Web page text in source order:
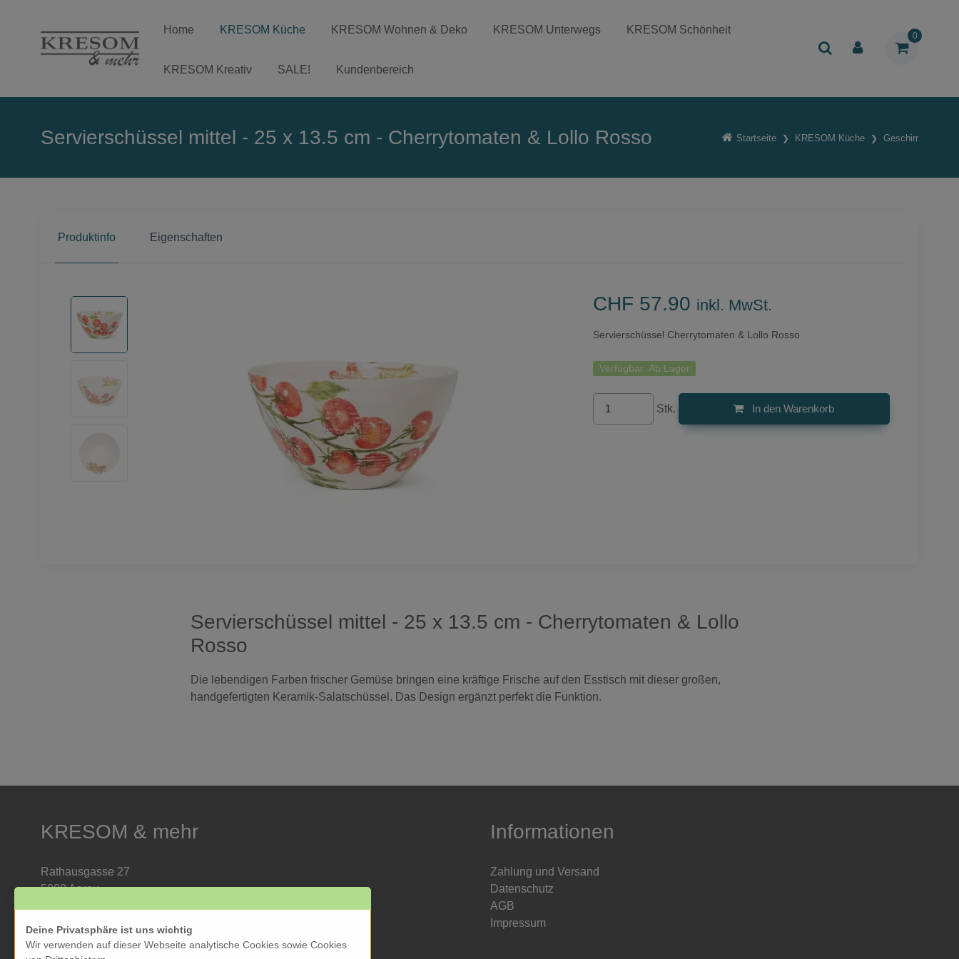
0
Home KRESOM Küche KRESOM Wohnen & Deko KRESOM Unterwegs KRESOM Schönheit
KRESOM Kreativ SALE! Kundenbereich
Startseite KRESOM Küche Geschirr
Servierschüssel mittel - 25 x 13.5 cm - Cherrytomaten & Lollo Rosso
Produktinfo Eigenschaften
CHF 57.90 inkl. MwSt.
Servierschüssel Cherrytomaten & Lollo Rosso
Verfügbar: Ab Lager
Stk. In den Warenkorb
Servierschüssel mittel - 25 x 13.5 cm - Cherrytomaten & Lollo
Rosso
Die lebendigen Farben frischer Gemüse bringen eine kräftige Frische auf den Esstisch mit dieser großen,
handgefertigten Keramik-Salatschüssel. Das Design ergänzt perfekt die Funktion.
KRESOM & mehr
Rathausgasse 27
5000 Aarau
Öffnungszeiten Laden:
Informationen
Zahlung und Versand
Datenschutz
AGB
Impressum
Deine Privatsphäre ist uns wichtig
Wir verwenden auf dieser Webseite analytische Cookies sowie Cookies